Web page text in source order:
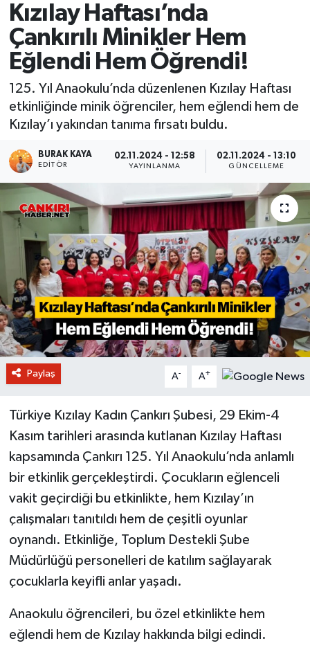
Kızılay Haftası’nda
Çankırılı Minikler Hem
Eğlendi Hem Öğrendi!
125. Yıl Anaokulu’nda düzenlenen Kızılay Haftası
etkinliğinde minik öğrenciler, hem eğlendi hem de
Kızılay’ı yakından tanıma fırsatı buldu.
BURAK KAYA
EDITÖR
02.11.2024 - 12:58
YAYINLANMA
02.11.2024 - 13:10
GÜNCELLEME
Paylaş A- A+
Türkiye Kızılay Kadın Çankırı Şubesi, 29 Ekim-4
Kasım tarihleri arasında kutlanan Kızılay Haftası
kapsamında Çankırı 125. Yıl Anaokulu’nda anlamlı
bir etkinlik gerçekleştirdi. Çocukların eğlenceli
vakit geçirdiği bu etkinlikte, hem Kızılay’ın
çalışmaları tanıtıldı hem de çeşitli oyunlar
oynandı. Etkinliğe, Toplum Destekli Şube
Müdürlüğü personelleri de katılım sağlayarak
çocuklarla keyifli anlar yaşadı.
Anaokulu öğrencileri, bu özel etkinlikte hem
eğlendi hem de Kızılay hakkında bilgi edindi.